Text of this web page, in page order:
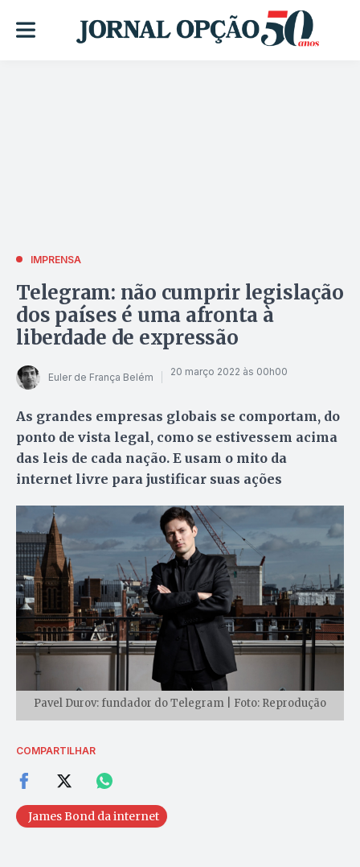
IMPRENSA
Telegram: não cumprir legislação
dos países é uma afronta à
liberdade de expressão
Euler de França Belém 20 março 2022 às 00h00
As grandes empresas globais se comportam, do
ponto de vista legal, como se estivessem acima
das leis de cada nação. E usam o mito da
internet livre para justificar suas ações
Pavel Durov: fundador do Telegram | Foto: Reprodução
COMPARTILHAR
James Bond da internet